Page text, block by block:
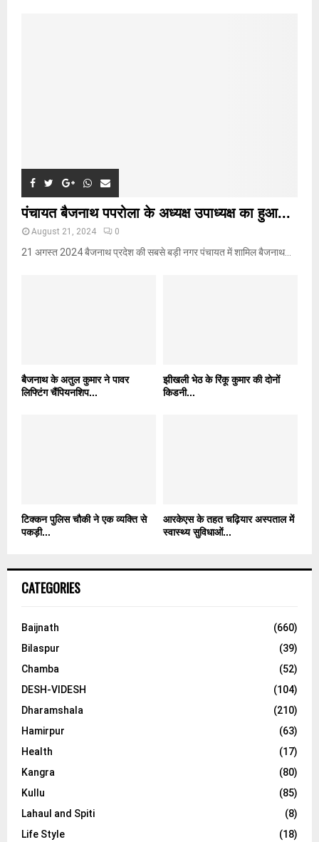
पंचायत बैजनाथ पपरोला के अध्यक्ष उपाध्यक्ष का हुआ...
August 21, 2024 0
21 अगस्त 2024 बैजनाथ प्रदेश की सबसे बड़ी नगर पंचायत में शामिल बैजनाथ...
बैजनाथ के अतुल कुमार ने पावर
लिफ्टिंग चैंपियनशिप...
झीखली भेठ के रिंकू कुमार की दोनों
किडनी...
टिक्कन पुलिस चौकी ने एक व्यक्ति से
पकड़ी...
आरकेएस के तहत चढ़ियार अस्पताल में
स्वास्थ्य सुविधाओं...
CATEGORIES
Baijnath
(660)
Bilaspur
(39)
Chamba
(52)
DESH-VIDESH
(104)
Dharamshala
(210)
Hamirpur
(63)
Health
(17)
Kangra
(80)
Kullu
(85)
Lahaul and Spiti
(8)
Life Style
(18)